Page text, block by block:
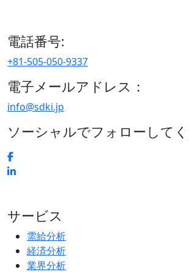
電話番号:
+81-505-050-9337
電子メールアドレス：
info@sdki.jp
ソーシャルでフォローしてく
サービス
需給分析
経済分析
業界分析